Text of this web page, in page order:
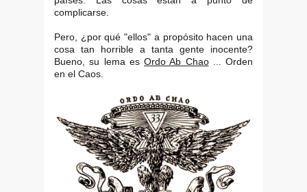
complicarse.
Pero, ¿por qué "ellos" a propósito hacen una
cosa tan horrible a tanta gente inocente?
Bueno, su lema es Ordo Ab Chao... Orden
en el Caos.